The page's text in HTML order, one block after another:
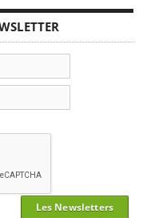
Les Newsletters